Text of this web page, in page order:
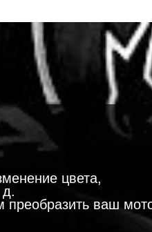
цвета,
ваш